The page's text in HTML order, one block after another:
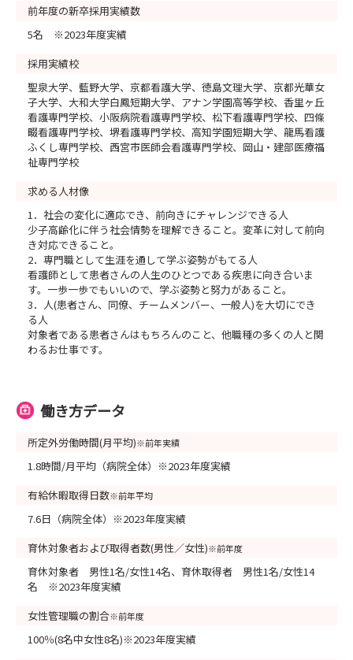
前年度の新卒採用実績数
5名 ※2023年度実績
採用実績校
聖泉大学、藍野大学、京都看護大学、徳島文理大学、京都光華女
子大学、大和大学白鳳短期大学、アナン学園高等学校、香里ヶ丘
看護専門学校、小阪病院看護専門学校、松下看護専門学校、四條
畷看護専門学校、堺看護専門学校、高知学園短期大学、龍馬看護
ふくし専門学校、西宮市医師会看護専門学校、岡山・建部医療福
祉専門学校
求める人材像
1．社会の変化に適応でき、前向きにチャレンジできる人
少子高齢化に伴う社会情勢を理解できること。変革に対して前向
き対応できること。
2．専門職として生涯を通して学ぶ姿勢がもてる人
看護師として患者さんの人生のひとつである疾患に向き合いま
す。一歩一歩でもいいので、学ぶ姿勢と努力があること。
3．人(患者さん、同僚、チームメンバー、一般人)を大切にでき
る人
対象者である患者さんはもちろんのこと、他職種の多くの人と関
わるお仕事です。
働き方データ
所定外労働時間(月平均)※前年実績
1.8時間/月平均（病院全体）※2023年度実績
有給休暇取得日数※前年平均
7.6日（病院全体）※2023年度実績
育休対象者および取得者数(男性／女性)※前年度
育休対象者 男性1名/女性14名、育休取得者 男性1名/女性14
名 ※2023年度実績
女性管理職の割合※前年度
100％(8名中女性8名)※2023年度実績